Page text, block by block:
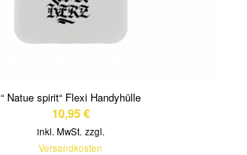
“ Natue spirit“ Flexi Handyhülle
10,95€
inkl. MwSt. zzgl.
Versandkosten